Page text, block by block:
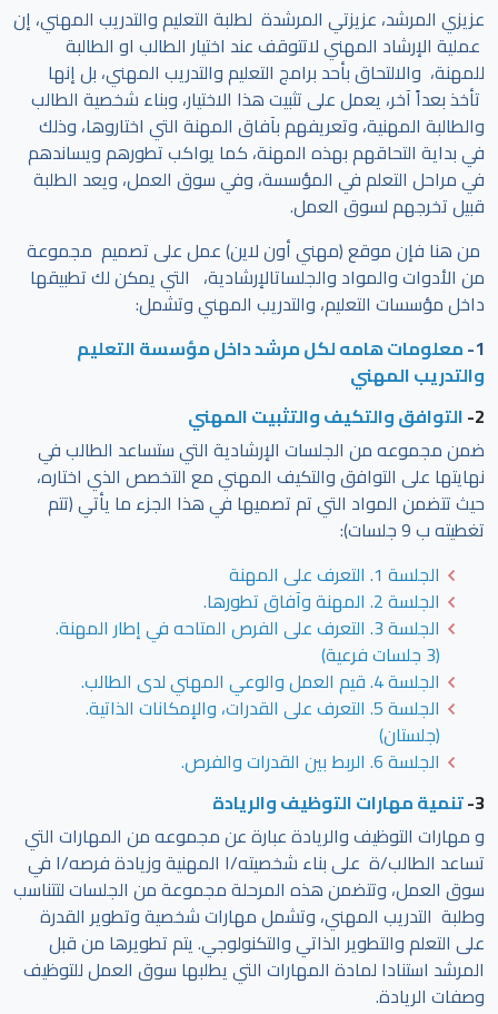
عزيزي المرشد، عزيزتي المرشدة لطلبة التعليم والتدريب المهني، إن
عملية الإرشاد المهني لاتتوقف عند اختيار الطالب او الطالبة
للمهنة، والالتحاق بأحد برامج التعليم والتدريب المهني، بل إنها
تأخذ بعداً آخر، يعمل على تثبيت هذا الاختيار، وبناء شخصية الطالب
والطالبة المهنية، وتعريفهم بآفاق المهنة التي اختاروها، وذلك
في بداية التحاقهم بهذه المهنة، كما يواكب تطورهم ويساندهم
في مراحل التعلم في المؤسسة، وفي سوق العمل، ويعد الطلبة
قبيل تخرجهم لسوق العمل.
من هنا فإن موقع (مهني أون لاين) عمل على تصميم مجموعة
من الأدوات والمواد والجلساتالإرشادية، التي يمكن لك تطبيقها
داخل مؤسسات التعليم، والتدريب المهني وتشمل:
1- معلومات هامه لكل مرشد داخل مؤسسة التعليم
والتدريب المهني
2- التوافق والتكيف والتثبيت المهني
ضمن مجموعه من الجلسات الإرشادية التي ستساعد الطالب في
نهايتها على التوافق والتكيف المهني مع التخصص الذي اختاره،
حيث تتضمن المواد التي تم تصميها في هذا الجزء ما يأتي (تتم
تغطيته ب 9 جلسات):
الجلسة 1. التعرف على المهنة
الجلسة 2. المهنة وآفاق تطورها.
الجلسة 3. التعرف على الفرص المتاحه في إطار المهنة.
(3 جلسات فرعية)
الجلسة 4. قيم العمل والوعي المهني لدى الطالب.
الجلسة 5. التعرف على القدرات، والإمكانات الذاتية.
(جلستان)
الجلسة 6. الربط بين القدرات والفرص.
3- تنمية مهارات التوظيف والريادة
و مهارات التوظيف والريادة عبارة عن مجموعه من المهارات التي
تساعد الطالب/ة على بناء شخصيته/ا المهنية وزيادة فرصه/ا في
سوق العمل، وتتضمن هذه المرحلة مجموعة من الجلسات لتتناسب
وطلبة التدريب المهني، وتشمل مهارات شخصية وتطوير القدرة
على التعلم والتطوير الذاتي والتكنولوجي. يتم تطويرها من قبل
المرشد استنادا لمادة المهارات التي يطلبها سوق العمل للتوظيف
وصفات الريادة.